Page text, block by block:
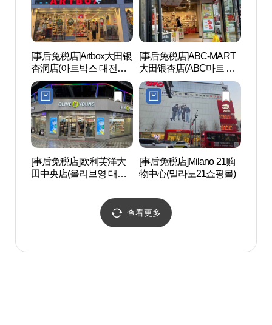
[事后免税店]Artbox大田银
杏洞店(아트박스 대전은
행동점)
[事后免税店]ABC-MART
大田银杏店(ABC마트 SP
대전은행점)
[事后免税店]欧利芙洋大
田中央店(올리브영 대전
[事后免税店]Milano 21购
物中心(밀라노21쇼핑몰)
查看更多